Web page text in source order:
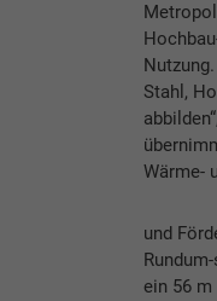
Stahl,
Wärme-
und
ein 56